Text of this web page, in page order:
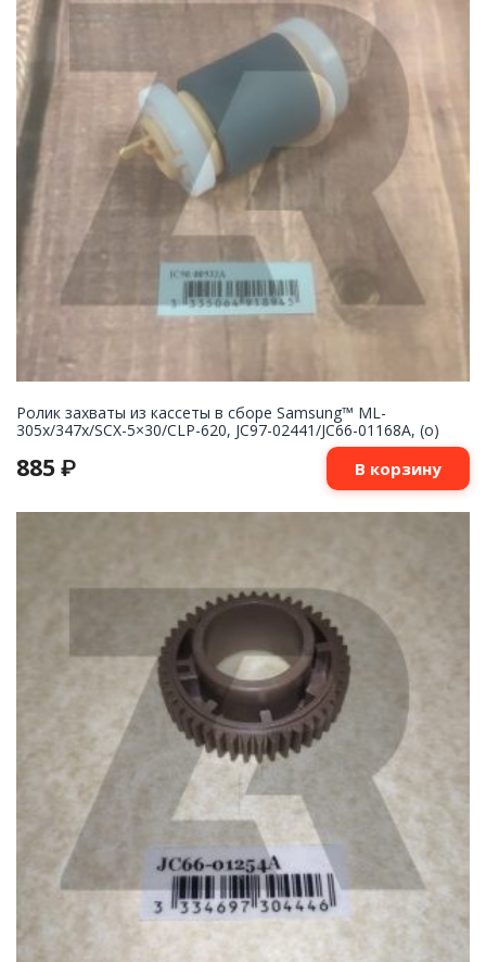
Ролик захваты из кассеты в сборе Samsung™ ML-
305x/347x/SCX-5×30/CLP-620, JC97-02441/JC66-01168A, (o)
885 ₽ В корзину